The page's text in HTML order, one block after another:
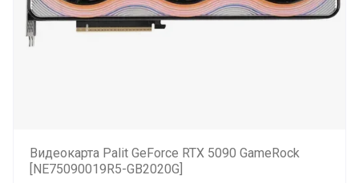
Видеокарта Palit GeForce RTX 5090 GameRock
[NE75090019R5-GB2020G]